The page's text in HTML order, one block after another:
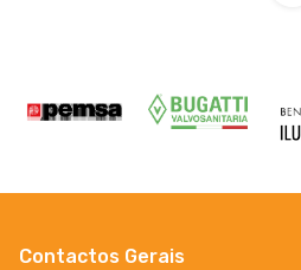
Contactos Gerais